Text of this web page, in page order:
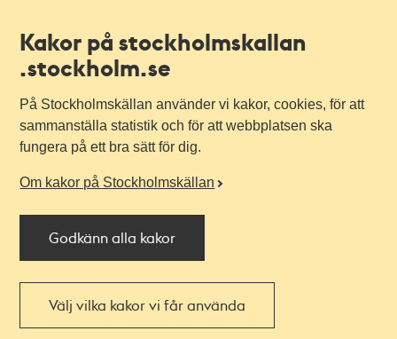
Kakor på stockholmskallan
.stockholm.se
På Stockholmskällan använder vi kakor, cookies, för att
sammanställa statistik och för att webbplatsen ska
fungera på ett bra sätt för dig.
Om kakor på Stockholmskällan
Godkänn alla kakor
Välj vilka kakor vi får använda